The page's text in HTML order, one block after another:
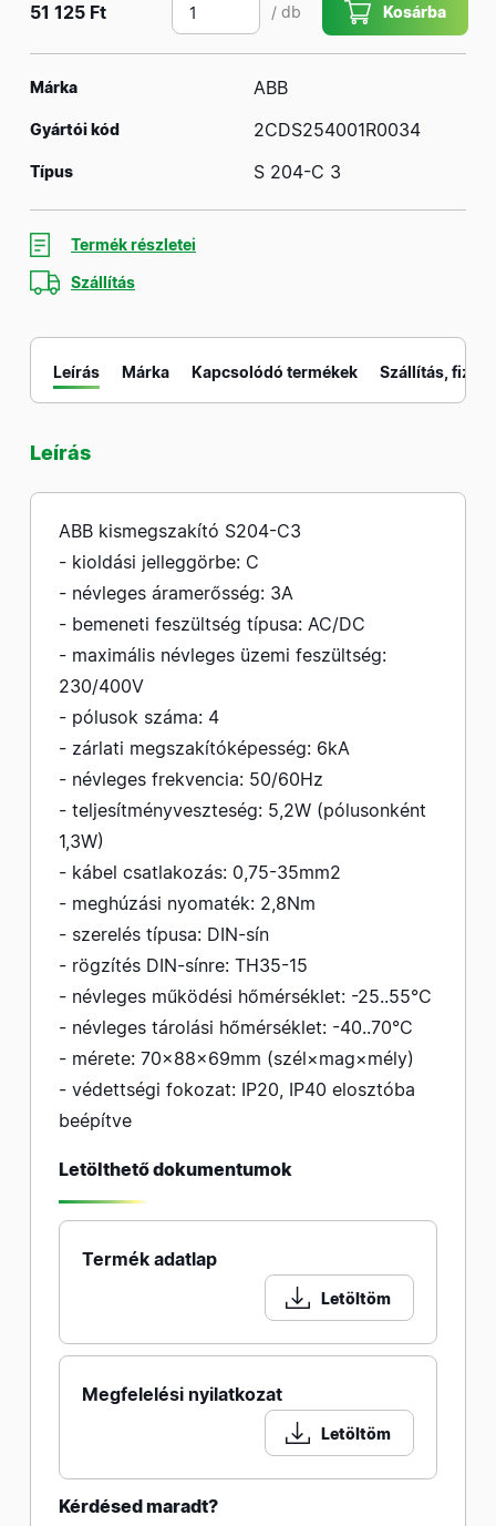
51 125 Ft / db Kosárba
Márka ABB
Gyártói kód 2CDS254001R0034
Típus S 204-C 3
Termék részletei
Szállítás
Leírás Márka Kapcsolódó termékek Szállítás,
Leírás
ABB kismegszakító S204-C3
- kioldási jelleggörbe: C
- névleges áramerősség: 3A
- bemeneti feszültség típusa: AC/DC
- maximális névleges üzemi feszültség:
230/400V
- pólusok száma: 4
- zárlati megszakítóképesség: 6kA
- névleges frekvencia: 50/60Hz
- teljesítményveszteség: 5,2W (pólusonként
1,3W)
- kábel csatlakozás: 0,75-35mm2
- meghúzási nyomaték: 2,8Nm
- szerelés típusa: DIN-sín
- rögzítés DIN-sínre: TH35-15
- névleges működési hőmérséklet: -25..55°C
- névleges tárolási hőmérséklet: -40..70°C
- mérete: 70×88×69mm (szél×mag×mély)
- védettségi fokozat: IP20, IP40 elosztóba
beépítve
Letölthető dokumentumok
Termék adatlap
Letöltöm
Megfelelési nyilatkozat
Letöltöm
Kérdésed maradt?